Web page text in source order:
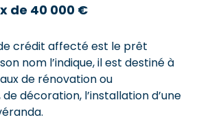
de 40 000 €
crédit affecté est le prêt
nom l’indique, il est destiné à
de rénovation ou
décoration, l’installation d’une